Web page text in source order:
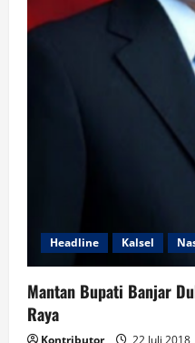
Headline Kalsel
Mantan Bupati Banjar
Raya
Kontributor 22 Juli 2018